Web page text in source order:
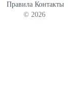
Правила Контакты
© 2026